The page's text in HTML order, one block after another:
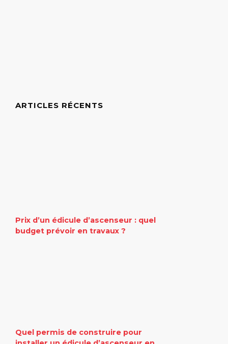
ARTICLES RÉCENTS
Prix d’un édicule d’ascenseur : quel
budget prévoir en travaux ?
Quel permis de construire pour